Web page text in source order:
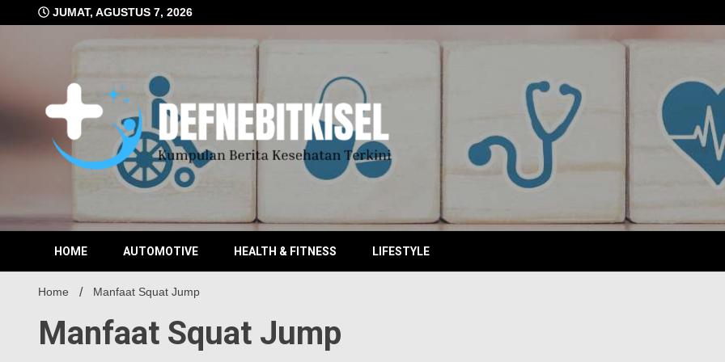
to
JUMAT, AGUSTUS 7, 2026
HOME AUTOMOTIVE HEALTH & FITNESS LIFESTYLE
Home Manfaat Squat Jump
Manfaat Squat Jump